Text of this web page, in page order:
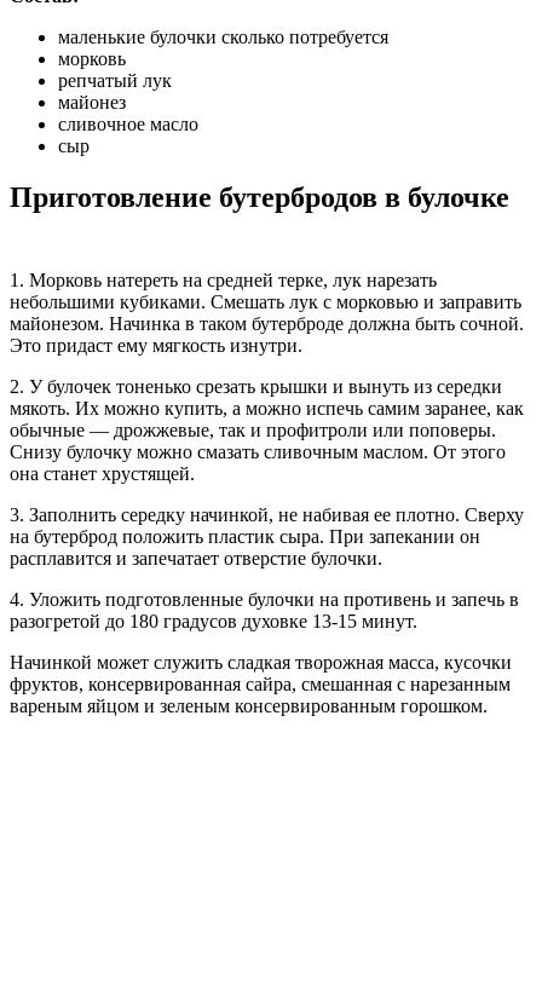
маленькие булочки сколько потребуется
морковь
репчатый лук
майонез
сливочное масло
сыр
Приготовление бутербродов в булочке
1. Морковь натереть на средней терке, лук нарезать
небольшими кубиками. Смешать лук с морковью и заправить
майонезом. Начинка в таком бутерброде должна быть сочной.
Это придаст ему мягкость изнутри.
2. У булочек тоненько срезать крышки и вынуть из середки
мякоть. Их можно купить, а можно испечь самим заранее, как
обычные — дрожжевые, так и профитроли или поповеры.
Снизу булочку можно смазать сливочным маслом. От этого
она станет хрустящей.
3. Заполнить середку начинкой, не набивая ее плотно. Сверху
на бутерброд положить пластик сыра. При запекании он
расплавится и запечатает отверстие булочки.
4. Уложить подготовленные булочки на противень и запечь в
разогретой до 180 градусов духовке 13-15 минут.
Начинкой может служить сладкая творожная масса, кусочки
фруктов, консервированная сайра, смешанная с нарезанным
вареным яйцом и зеленым консервированным горошком.